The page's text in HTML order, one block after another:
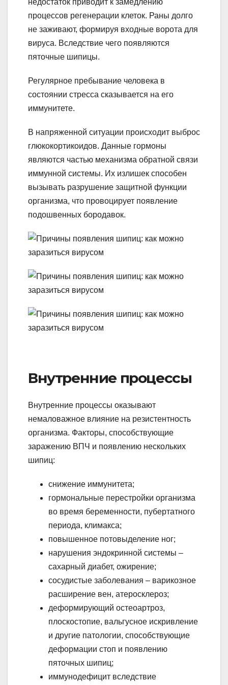
процессов регенерации клеток. Раны долго
не заживают, формируя входные ворота для
вируса. Вследствие чего появляются
пяточные шипицы.
Регулярное пребывание человека в
состоянии стресса сказывается на его
иммунитете.
В напряженной ситуации происходит выброс
глюкокортикоидов. Данные гормоны
являются частью механизма обратной связи
иммунной системы. Их излишек способен
вызывать разрушение защитной функции
организма, что провоцирует появление
подошвенных бородавок.
Внутренние процессы
Внутренние процессы оказывают
немаловажное влияние на резистентность
организма. Факторы, способствующие
заражению ВПЧ и появлению нескольких
шипиц:
снижение иммунитета;
гормональные перестройки организма
во время беременности, пубертатного
периода, климакса;
повышенное потовыделение ног;
нарушения эндокринной системы –
сахарный диабет, ожирение;
сосудистые заболевания – варикозное
расширение вен, атеросклероз;
деформирующий остеоартроз,
плоскостопие, вальгусное искривление
и другие патологии, способствующие
деформации стоп и появлению
пяточных шипиц;
иммунодефицит вследствие